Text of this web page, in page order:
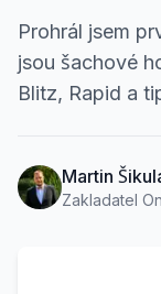
Prohrál jsem
jsou šachové
Blitz, Rapid a
Martin
Zakladatel